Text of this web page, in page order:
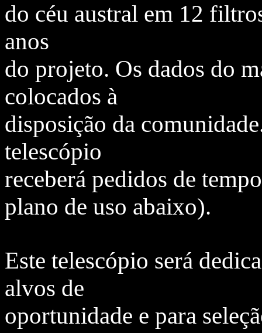
do céu austral em 12
anos
do projeto. Os dados do
colocados à
disposição da
telescópio
receberá pedidos de
plano de uso abaixo).
Este telescópio será
alvos de
oportunidade e para